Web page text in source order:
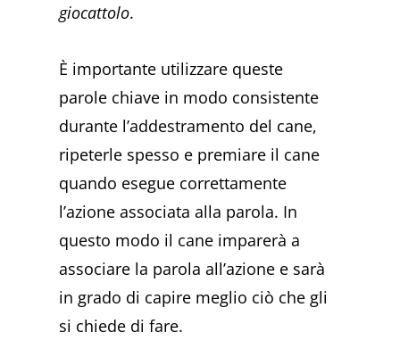
giocattolo.
È importante utilizzare queste
parole chiave in modo consistente
durante l’addestramento del cane,
ripeterle spesso e premiare il cane
quando esegue correttamente
l’azione associata alla parola. In
questo modo il cane imparerà a
associare la parola all’azione e sarà
in grado di capire meglio ciò che gli
si chiede di fare.